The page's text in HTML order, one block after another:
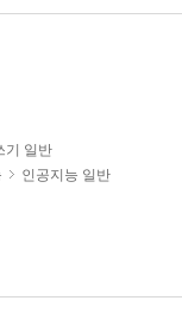
기 일반
인공지능 일반